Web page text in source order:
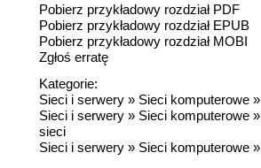
Pobierz przykładowy rozdział PDF
Pobierz przykładowy rozdział EPUB
Pobierz przykładowy rozdział MOBI
Zgłoś erratę
Kategorie:
Sieci i serwery » Sieci komputerowe »
Sieci i serwery » Sieci komputerowe »
sieci
Sieci i serwery » Sieci komputerowe »